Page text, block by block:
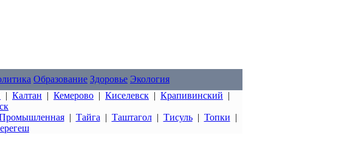
Образование Здоровье Экология
| Калтан | Кемерово | Киселевск | Крапивинский |
| Тайга | Таштагол| Тисуль| Топки |